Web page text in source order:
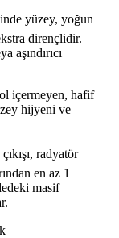
yüzey, yoğun
dirençlidir.
aşındırıcı
içermeyen, hafif
hijyeni ve
radyatör
en az 1
masif